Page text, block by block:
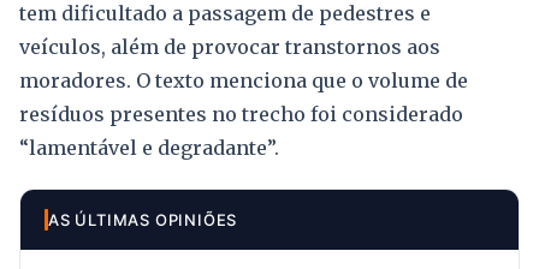
tem dificultado a passagem de pedestres e
veículos, além de provocar transtornos aos
moradores. O texto menciona que o volume de
resíduos presentes no trecho foi considerado
“lamentável e degradante”.
AS ÚLTIMAS OPINIÕES